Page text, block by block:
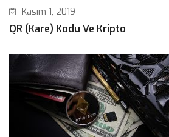
Kasım 1, 2019
QR (Kare) Kodu Ve Kripto